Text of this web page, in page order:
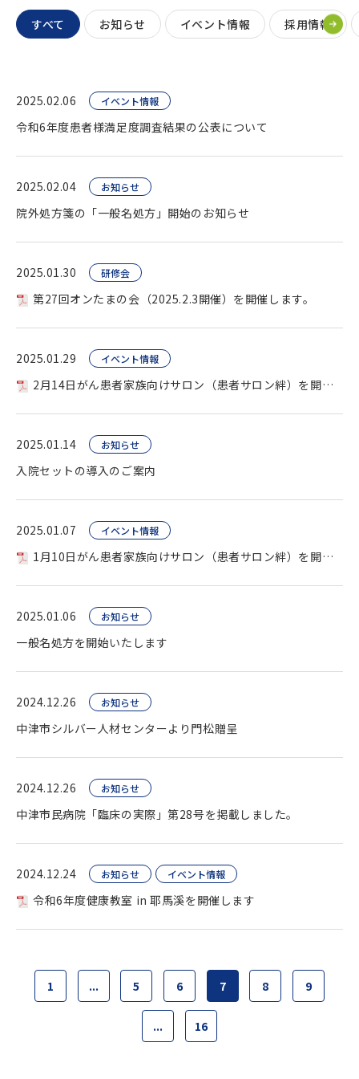
すべて お知らせ イベント情報 採用情報
2025.02.06 イベント情報
令和6年度患者様満足度調査結果の公表について
2025.02.04 お知らせ
院外処方箋の「一般名処方」開始のお知らせ
2025.01.30 研修会
第27回オンたまの会（2025.2.3開催）を開催します。
2025.01.29 イベント情報
2月14日がん患者家族向けサロン（患者サロン絆）を開催します
2025.01.14 お知らせ
入院セットの導入のご案内
2025.01.07 イベント情報
1月10日がん患者家族向けサロン（患者サロン絆）を開催します
2025.01.06 お知らせ
一般名処方を開始いたします
2024.12.26 お知らせ
中津市シルバー人材センターより門松贈呈
2024.12.26 お知らせ
中津市民病院「臨床の実際」第28号を掲載しました。
2024.12.24 お知らせ イベント情報
令和6年度健康教室 in 耶馬溪を開催します
1 ... 5 6 7 8 9
... 16